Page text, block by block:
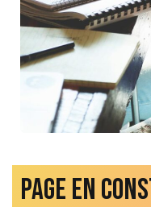
Page en